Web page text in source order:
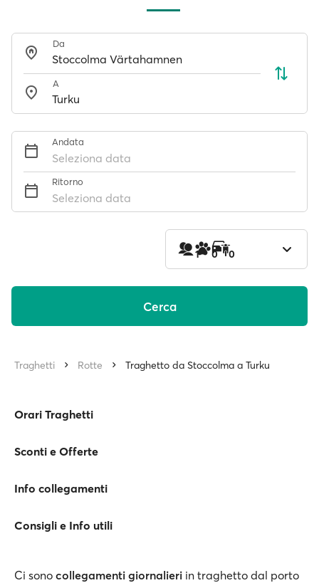
Da
A
Andata
Seleziona data
Ritorno
Seleziona data
1 0 0
Cerca
Traghetti Rotte Traghetto da Stoccolma a Turku
Orari Traghetti
Sconti e Offerte
Info collegamenti
Consigli e Info utili
Ci sono collegamenti giornalieri in traghetto dal porto